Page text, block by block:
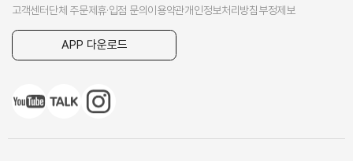
고객센터단체 주문제휴·입점 문의이용약관개인정보처리방침부정제보
APP 다운로드